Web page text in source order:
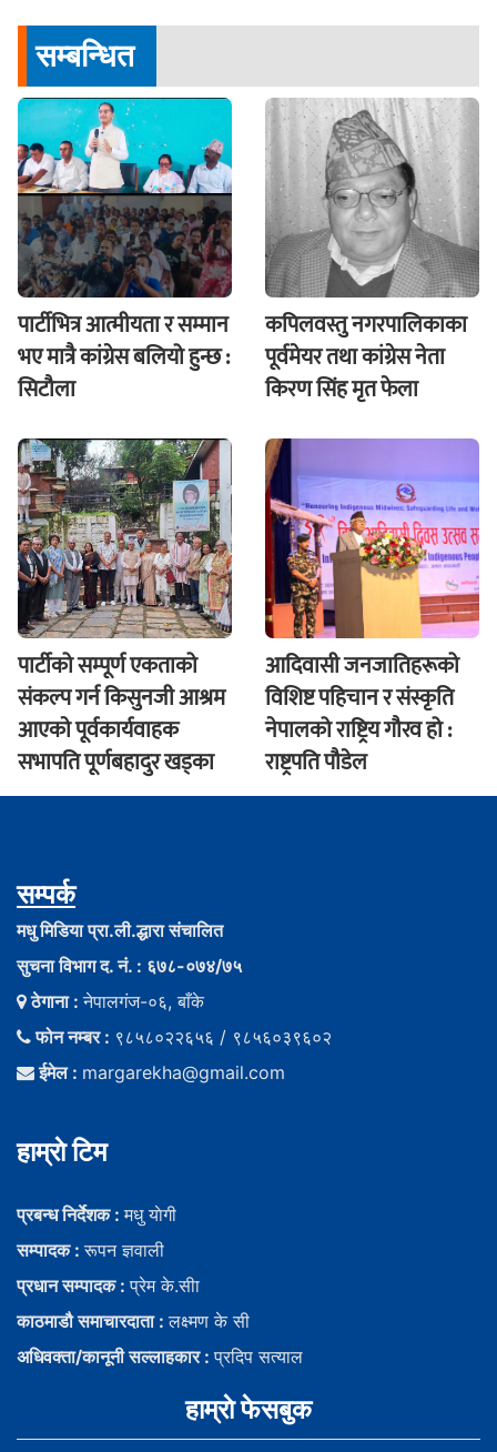
सम्बन्धित
पार्टीभित्र आत्मीयता र सम्मान
भए मात्रै कांग्रेस बलियो हुन्छ :
सिटौला
कपिलवस्तु नगरपालिकाका
पूर्वमेयर तथा कांग्रेस नेता
किरण सिंह मृत फेला
पार्टीको सम्पूर्ण एकताको
संकल्प गर्न किसुनजी आश्रम
आएकाे पूर्वकार्यवाहक
सभापति पूर्णबहादुर खड्का
आदिवासी जनजातिहरूको
विशिष्ट पहिचान र संस्कृति
नेपालको राष्ट्रिय गौरव हो :
राष्ट्रपति पौडेल
सम्पर्क
मधु मिडिया प्रा.ली.द्धारा संचालित
सुचना विभाग द. नं. : ६७८-०७४/७५
ठेगाना :नेपालगंज-०६, बाँके
फोन नम्बर : ९८५८०२२६५६ / ९८५६०३९६०२
ईमेल : margarekha@gmail.com
हाम्राे टिम
प्रबन्ध निर्देशक :मधु याेगी
सम्पादक :रूपन ज्ञवाली
प्रधान सम्पादक :प्रेम के.सीा
काठमाडौ समाचारदाता :लक्ष्मण के सी
अधिवक्ता/कानूनी सल्लाहकार :प्रदिप सत्याल
हाम्राे फेसबुक